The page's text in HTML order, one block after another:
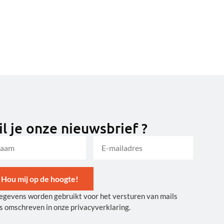
je onze nieuwsbrief ?
Hou mij op de hoogte!
worden gebruikt voor het versturen van mails
omschreven in onze privacyverklaring.